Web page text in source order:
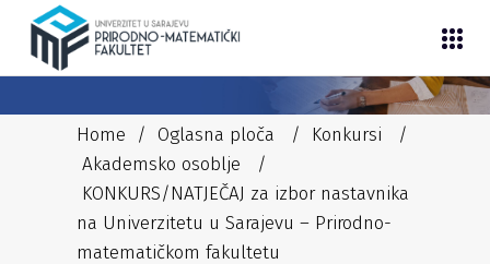
Home / Oglasna ploča / Konkursi
/
Akademsko osoblje
/
KONKURS/NATJEČAJ za izbor nastavnika
na Univerzitetu u Sarajevu – Prirodno-
matematičkom fakultetu
30/12/2025 NEDIM AKADEMSKO OSOBLJE,KONKURSI